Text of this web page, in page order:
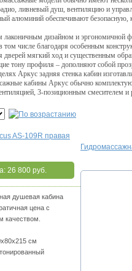
ливневый душ, вентиляцию и
алюминий обеспечивают
дизайном и эргономичной
том числе благодаря особенным
мягкий ход и существенным
тону профиля – дополняют собой
Аркус задняя стенка кабин
кабины Аркус обычно
3-позиционным смесителем
AS-109R правая
26 800 руб.
душевая кабина
цена с
качеством.
см